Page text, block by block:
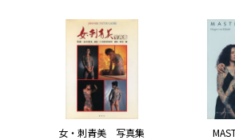
女・刺青美 写真集